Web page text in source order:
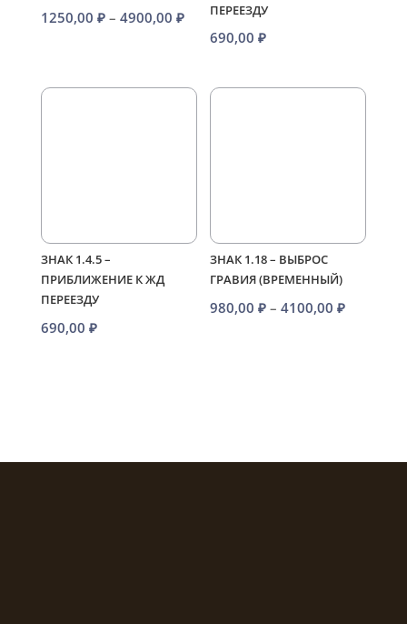
1250,00 ₽ – 4900,00 ₽Диапазон
цен:
–
ПЕРЕЕЗДУ
690,00₽
ЗНАК 1.4.5 –
ПРИБЛИЖЕНИЕ К ЖД
ПЕРЕЕЗДУ
690,00 ₽
ЗНАК 1.18 – ВЫБРОС
ГРАВИЯ (ВРЕМЕННЫЙ)
980,00₽ – 4100,00₽